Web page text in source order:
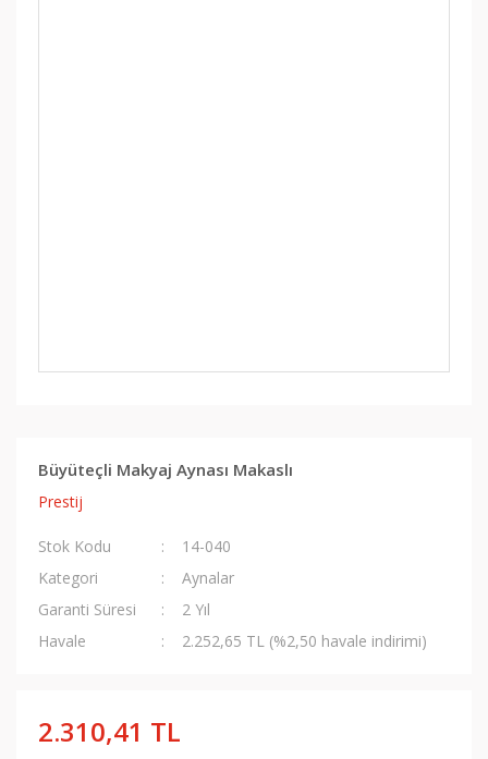
Büyüteçli Makyaj Aynası Makaslı
Prestij
Stok Kodu
14-040
Kategori
Aynalar
Garanti Süresi
2 Yıl
Havale
2.252,65 TL (%2,50 havale indirimi)
2.310,41 TL